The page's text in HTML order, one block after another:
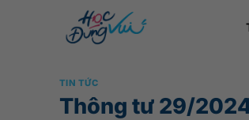
TIN TỨC
Thông tư 29/